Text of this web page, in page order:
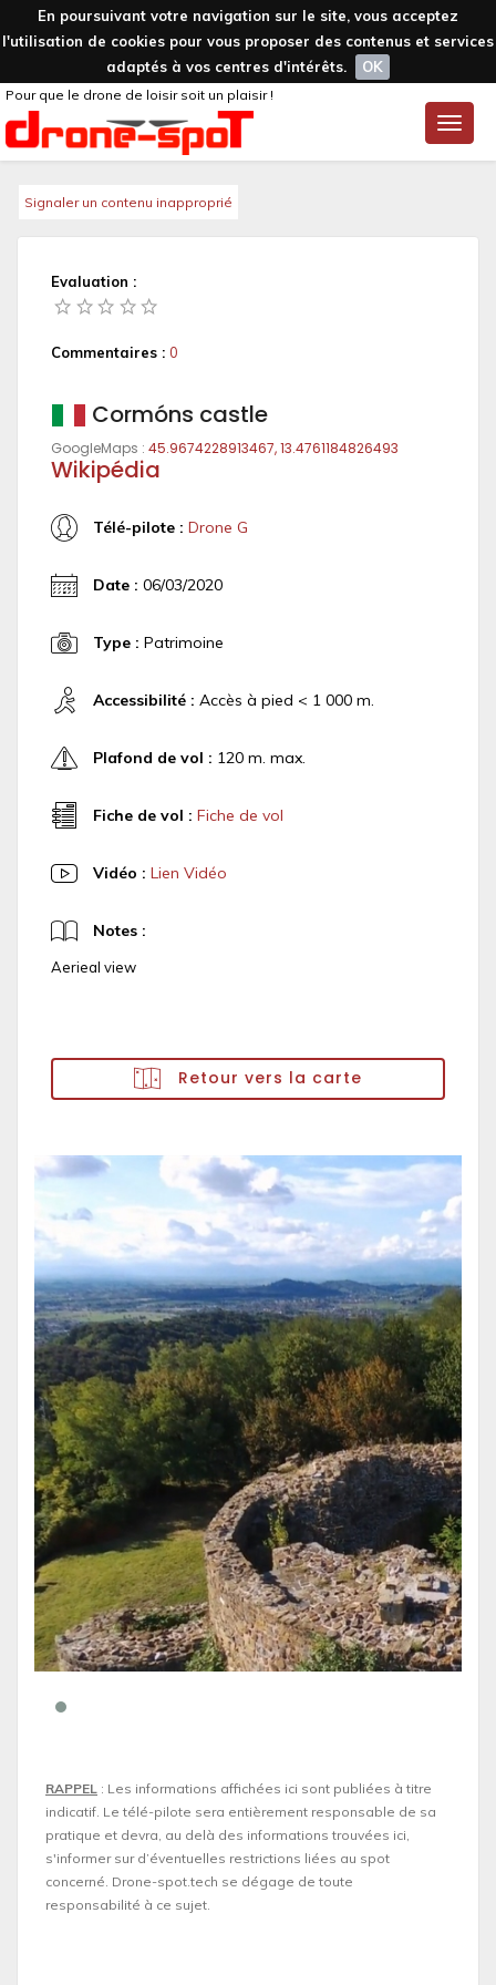
En poursuivant votre navigation sur le site, vous acceptez
l'utilisation de cookies pour vous proposer des contenus et services
adaptés à vos centres d'intérêts.
OK
Toggle
Pour que le drone de loisir soit un plaisir !
Signaler un contenu inapproprié
Evaluation :
Commentaires : 0
Cormóns castle
GoogleMaps : 45.9674228913467, 13.4761184826493
Wikipédia
Télé-pilote : Drone G
Date : 06/03/2020
Type : Patrimoine
Accessibilité : Accès à pied < 1 000 m.
Plafond de vol : 120 m. max.
Fiche de vol : Fiche de vol
Vidéo : Lien Vidéo
Notes :
Aerieal view
Retour vers la carte
RAPPEL : Les informations affichées ici sont publiées à titre
indicatif. Le télé-pilote sera entièrement responsable de sa
pratique et devra, au delà des informations trouvées ici,
s'informer sur d’éventuelles restrictions liées au spot
concerné. Drone-spot.tech se dégage de toute
responsabilité à ce sujet.